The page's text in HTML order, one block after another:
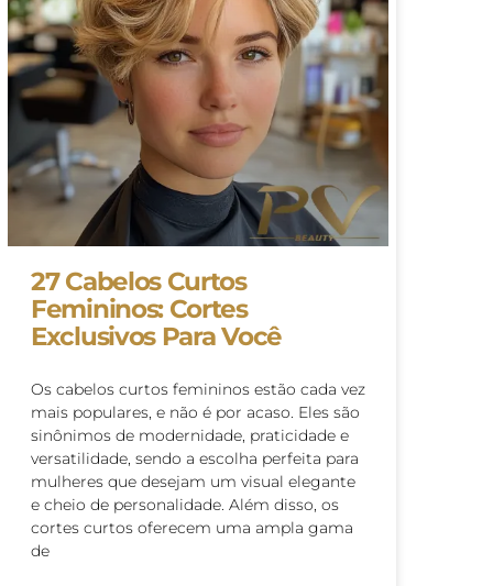
27 Cabelos Curtos
Femininos: Cortes
Exclusivos Para Você
Os cabelos curtos femininos estão cada vez
mais populares, e não é por acaso. Eles são
sinônimos de modernidade, praticidade e
versatilidade, sendo a escolha perfeita para
mulheres que desejam um visual elegante
e cheio de personalidade. Além disso, os
cortes curtos oferecem uma ampla gama
de